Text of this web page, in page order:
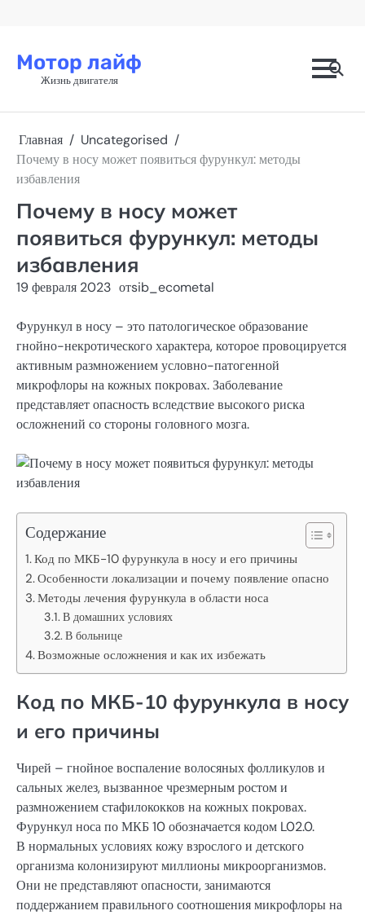
Мотор лайф
Жизнь двигателя
Главная
Uncategorised
Почему в носу может появиться фурункул: методы
избавления
Почему в носу может
появиться фурункул: методы
избавления
19 февраля 2023 отsib_ecometal
Фурункул в носу – это патологическое образование
гнойно-некротического характера, которое провоцируется
активным размножением условно-патогенной
микрофлоры на кожных покровах. Заболевание
представляет опасность вследствие высокого риска
осложнений со стороны головного мозга.
Содержание
Код по МКБ-10 фурункула в носу и его причины
Особенности локализации и почему появление опасно
Методы лечения фурункула в области носа
В домашних условиях
В больнице
Возможные осложнения и как их избежать
Код по МКБ-10 фурункула в носу
и его причины
Чирей – гнойное воспаление волосяных фолликулов и
сальных желез, вызванное чрезмерным ростом и
размножением стафилококков на кожных покровах.
Фурункул носа по МКБ 10 обозначается кодом L02.0.
В нормальных условиях кожу взрослого и детского
организма колонизируют миллионы микроорганизмов.
Они не представляют опасности, занимаются
поддержанием правильного соотношения микрофлоры на